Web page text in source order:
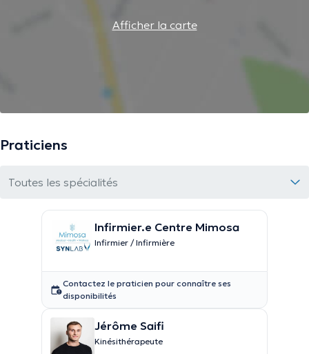
Afficher la carte
Praticiens
Toutes les spécialités
Infirmier.e Centre Mimosa
Infirmier / Infirmière
Contactez le praticien pour connaître ses
disponibilités
Jérôme Saifi
Kinésithérapeute